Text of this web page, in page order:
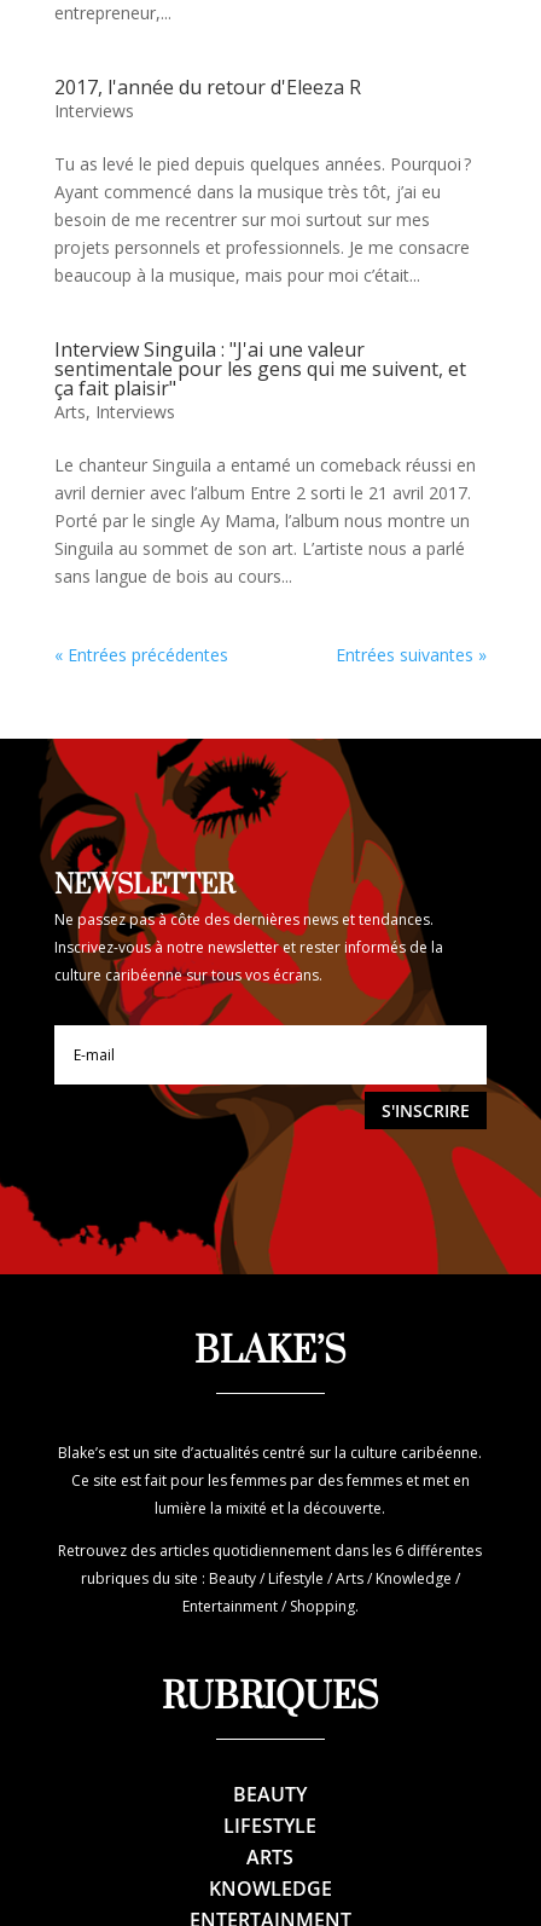
entrepreneur,...
2017, l'année du retour d'Eleeza R
Interviews
Tu as levé le pied depuis quelques années. Pourquoi ?
Ayant commencé dans la musique très tôt, j’ai eu
besoin de me recentrer sur moi surtout sur mes
projets personnels et professionnels. Je me consacre
beaucoup à la musique, mais pour moi c’était...
Interview Singuila : "J'ai une valeur
sentimentale pour les gens qui me suivent, et
ça fait plaisir"
Arts, Interviews
Le chanteur Singuila a entamé un comeback réussi en
avril dernier avec l’album Entre 2 sorti le 21 avril 2017.
Porté par le single Ay Mama, l’album nous montre un
Singuila au sommet de son art. L’artiste nous a parlé
sans langue de bois au cours...
« Entrées précédentes Entrées suivantes »
NEWSLETTER
Ne passez pas à côte des dernières news et tendances.
Inscrivez-vous à notre newsletter et rester informés de la
culture caribéenne sur tous vos écrans.
S'INSCRIRE
BLAKE’S
Blake’s est un site d’actualités centré sur la culture caribéenne.
Ce site est fait pour les femmes par des femmes et met en
lumière la mixité et la découverte.
Retrouvez des articles quotidiennement dans les 6 différentes
rubriques du site : Beauty / Lifestyle / Arts / Knowledge /
Entertainment / Shopping.
RUBRIQUES
BEAUTY
LIFESTYLE
ARTS
KNOWLEDGE
ENTERTAINMENT